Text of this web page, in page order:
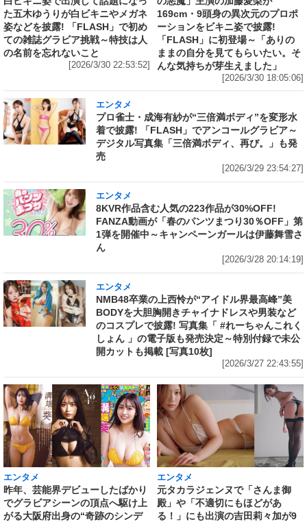
た五木ゆうりが白ビキニやメガネ
姿などを披露! 「FLASH」で初め
ての雑誌グラビア挑戦～特技は人
の名前を忘れないこと
[2026/3/30 22:53:52]
169cm・9頭身の異次元のプロポ
ーションをビキニ姿で披露!
「FLASH」に初登場～「ありの
ままの自分を見てもらいたい。そ
んな気持ちが芽生えました」
[2026/3/30 18:05:06]
エンタメ
プロ雀士・成海有紗が“三倍満ボディ”を変形水
着で披露! 「FLASH」でアンコールグラビア～
デジタル写真集「三倍満ボディ、再び。」も発
売
[2026/3/29 23:54:27]
エンタメ
8KVR作品含む人気の223作品が30%OFF!
FANZA動画が「春のパンツまつり30％OFF」第
1弾を開催中～キャンペーンガールは伊藤舞雪さ
ん
[2026/3/28 20:14:19]
エンタメ
NMB48卒業の上西怜が“アイドル界最高峰”美
BODYを大胆胸開きチャイナドレスや男装など
のコスプレで披露! 写真集「 #れーちゃんこれく
しょん 」の電子版も発売決定～特別付録で未公
開カットも掲載 [写真10枚]
[2026/3/27 22:43:55]
エンタメ
昨年、芸能界デビューしたばかり
でグラビアシーンの頂点へ駆け上
がる大阪府出身の“奇跡のシンデ
エンタメ
元タカラジェンヌで「さんま御
殿」や「不適切にもほどがあ
る！」にも出演の吉田莉々加が9